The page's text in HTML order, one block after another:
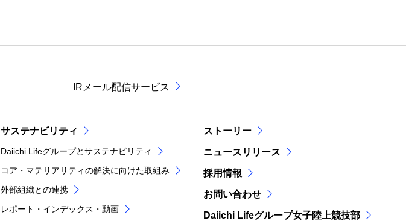
IRメール配信サービス
サステナビリティ
Daiichi Lifeグループとサステナビリティ
コア・マテリアリティの解決に向けた取組み
外部組織との連携
レポート・インデックス・動画
ストーリー
ニュースリリース
採用情報
お問い合わせ
Daiichi Lifeグループ女子陸上競技部